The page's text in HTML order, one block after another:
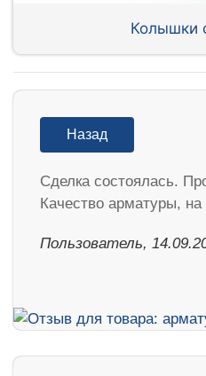
Колышки
Назад
Сделка состоялась.
Качество арматуры,
Пользователь,